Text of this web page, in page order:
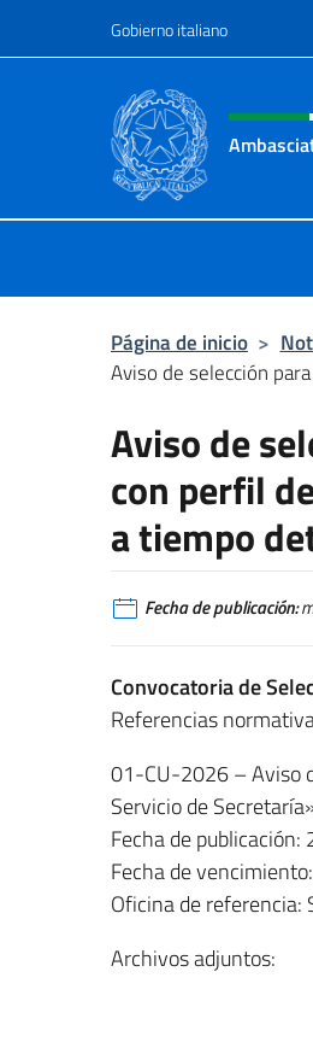
Gobierno italiano
Encabezado
Página de inicio >
Aviso de selección
Aviso de
con perfil
a tiempo
Fecha de publicación:
Convocatoria de
Referencias
01-CU-2026 – Aviso
Servicio de
Fecha de
Fecha de
Oficina de referencia:
Archivos adjuntos: